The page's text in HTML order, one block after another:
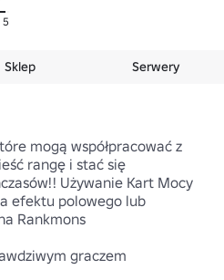
5
Sklep Serwery
mogą współpracować z
rangę i stać się
Używanie Kart Mocy
efektu polowego lub
Rankmons
graczem